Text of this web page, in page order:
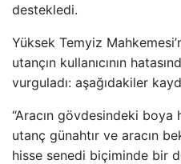
destekledi.
Yüksek Temyiz
utançın kullanıcının
vurguladı: aşağıdakiler
“Aracın gövdesindeki
utanç günahtır ve aracın
hisse senedi biçiminde bir